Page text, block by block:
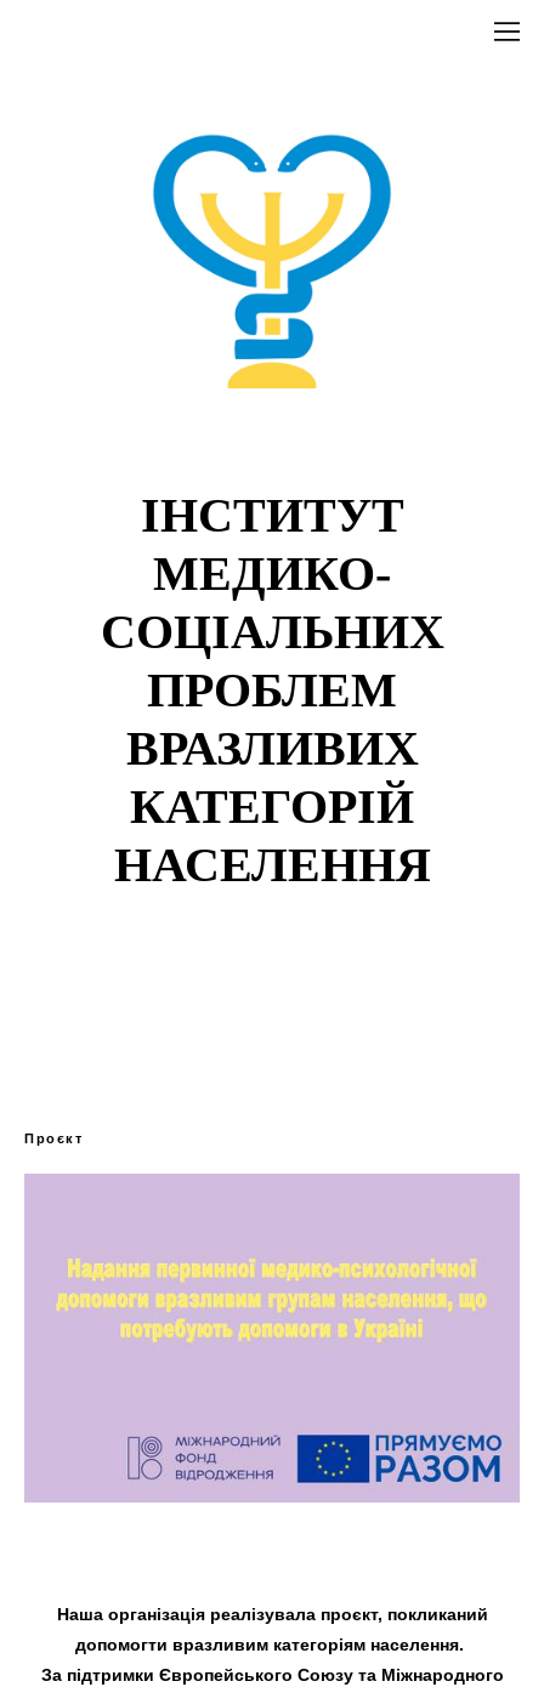
ІНСТИТУТ
МЕДИКО-
СОЦІАЛЬНИХ
ПРОБЛЕМ
ВРАЗЛИВИХ
КАТЕГОРІЙ
НАСЕЛЕННЯ
Проєкт
Наша організація реалізувала проєкт, покликаний
допомогти вразливим категоріям населення.
За підтримки Європейського Союзу та Міжнародного